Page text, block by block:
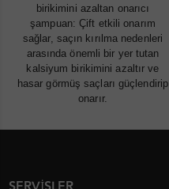
birikimini azaltan onarıcı
şampuan: Çift etkili onarım
sağlar, saçın kırılma nedenleri
arasında önemli bir yer tutan
kalsiyum birikimini azaltır ve
hasar görmüş saçları güçlendirip
onarır.